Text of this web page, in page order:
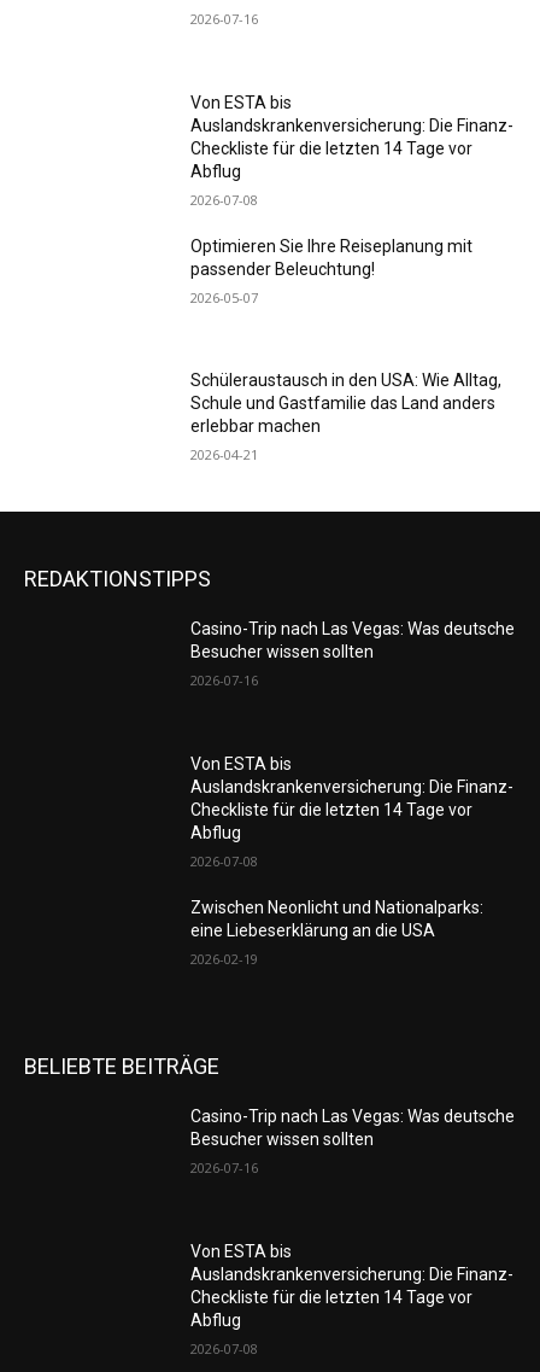
2026-07-16
Von ESTA bis
Auslandskrankenversicherung: Die Finanz-
Checkliste für die letzten 14 Tage vor
Abflug
2026-07-08
Optimieren Sie Ihre Reiseplanung mit
passender Beleuchtung!
2026-05-07
Schüleraustausch in den USA: Wie Alltag,
Schule und Gastfamilie das Land anders
erlebbar machen
2026-04-21
REDAKTIONSTIPPS
Casino-Trip nach Las Vegas: Was deutsche
Besucher wissen sollten
2026-07-16
Von ESTA bis
Auslandskrankenversicherung: Die Finanz-
Checkliste für die letzten 14 Tage vor
Abflug
2026-07-08
Zwischen Neonlicht und Nationalparks:
eine Liebeserklärung an die USA
2026-02-19
BELIEBTE BEITRÄGE
Casino-Trip nach Las Vegas: Was deutsche
Besucher wissen sollten
2026-07-16
Von ESTA bis
Auslandskrankenversicherung: Die Finanz-
Checkliste für die letzten 14 Tage vor
Abflug
2026-07-08